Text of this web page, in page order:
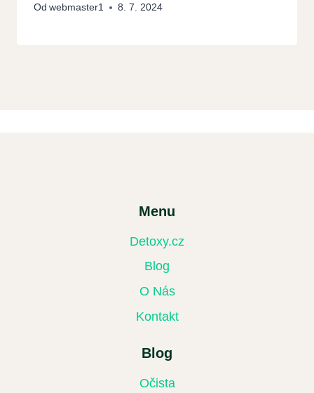
Od webmaster1 8. 7. 2024
Menu
Detoxy.cz
Blog
O Nás
Kontakt
Blog
Očista